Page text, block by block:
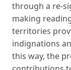
through a re-
making
territories
indignations
this way, the